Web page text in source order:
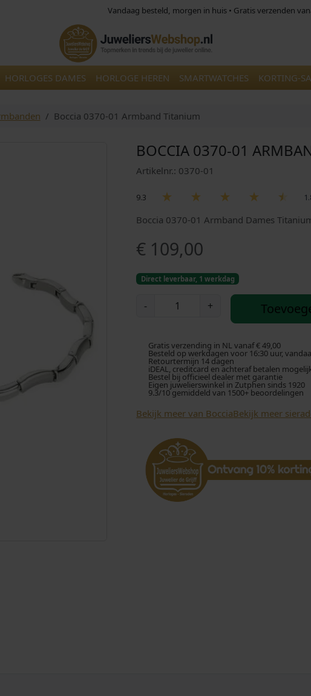
Vandaag besteld, morgen in huis • Gratis verzenden
HORLOGES DAMES HORLOGE HEREN SMARTWATCHES KORTING-
Boccia 0370-01 Armband Titanium
BOCCIA 0370-01
Artikelnr.: 0370-01
9.3
Boccia 0370-01 Armband Dames
€ 109,00
Direct leverbaar, 1 werkdag
-
0
+
Gratis verzending in NL vanaf € 49,00
Besteld op werkdagen voor 16:30 uur,
Retourtermijn 14 dagen
iDEAL, creditcard en achteraf betalen
Bestel bij officieel dealer met garantie
Eigen juwelierswinkel in Zutphen sinds 1920
9.3/10 gemiddeld van 1500+ beoordelingen
Bekijk meer van BocciaBekijk meer